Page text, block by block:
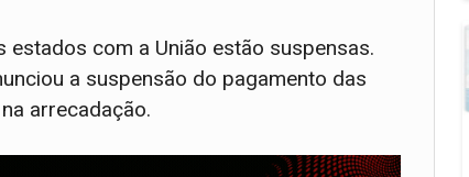
com a União estão suspensas.
a suspensão do pagamento das
arrecadação.